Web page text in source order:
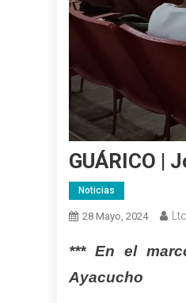
GUÁRICO |
Noticias
28 Mayo, 2024
*** En el
Ayacucho